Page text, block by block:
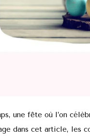
une fête où l’on
dans cet article, les